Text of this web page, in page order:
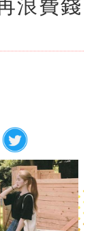
浪費錢